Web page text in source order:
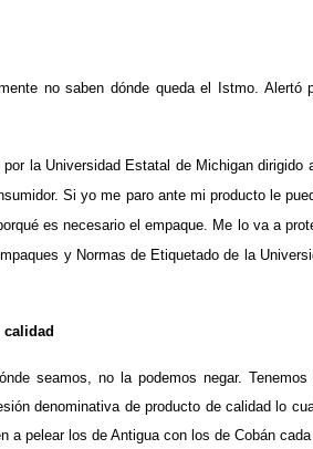
no saben dónde queda el Istmo.
la Universidad Estatal de Michigan
Si yo me paro ante mi producto le
es necesario el empaque. Me lo va a
y Normas de Etiquetado de la
seamos, no la podemos negar.
denominativa de producto de calidad lo
pelear los de Antigua con los de Cobán